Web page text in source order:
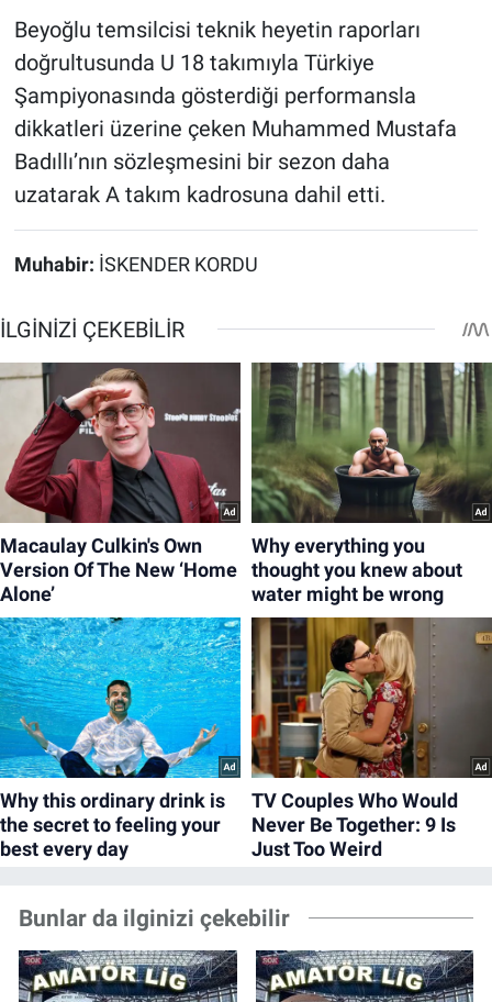
Beyoğlu temsilcisi teknik heyetin raporları
doğrultusunda U 18 takımıyla Türkiye
Şampiyonasında gösterdiği performansla
dikkatleri üzerine çeken Muhammed Mustafa
Badıllı’nın sözleşmesini bir sezon daha
uzatarak A takım kadrosuna dahil etti.
Muhabir: İSKENDER KORDU
Bunlar da ilginizi çekebilir